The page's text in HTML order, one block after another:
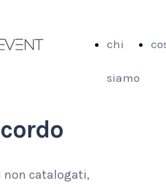
chi
siamo
non catalogati,